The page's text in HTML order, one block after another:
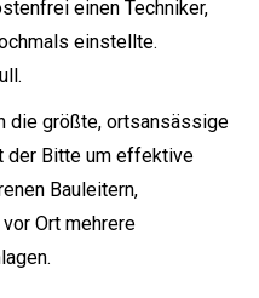
einen Techniker,
einstellte.
die größte, ortsansässige
der Bitte um effektive
Bauleitern,
Ort mehrere